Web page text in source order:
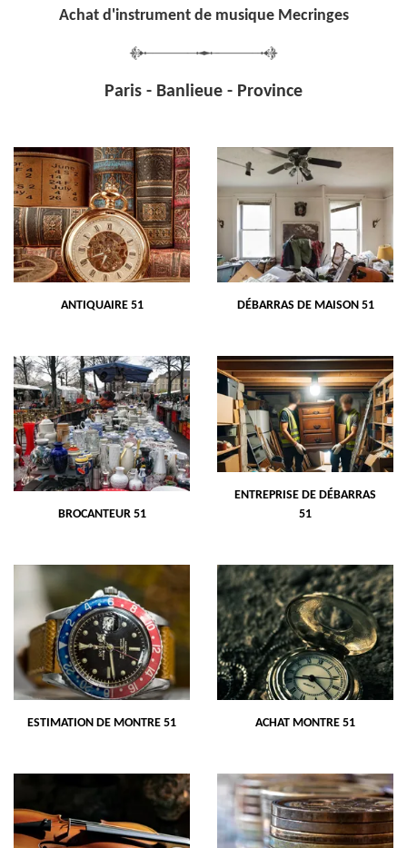
Achat d'instrument de musique Mecringes
Paris - Banlieue - Province
ANTIQUAIRE 51 DÉBARRAS DE MAISON 51
BROCANTEUR 51
ENTREPRISE DE DÉBARRAS
51
ESTIMATION DE MONTRE 51 ACHAT MONTRE 51